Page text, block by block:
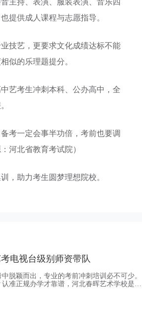
主持、表演、服装表演、音乐四
提供成人课程与志愿指导。
技艺，更要求文化成绩达标不能
似的乐理题提分。
艺考生冲刺本科、公办高中，全
考一定会事半功倍，考前也要调
河北省教育考试院）
，助力考生圆梦理想院校。
电视台级别师资带队
脱颖而出，专业的考前冲刺培训必不可少。
准正规办学才靠谱，河北春晖艺术学校是经
唐山两个校区。保定的播音艺考生小琳去年